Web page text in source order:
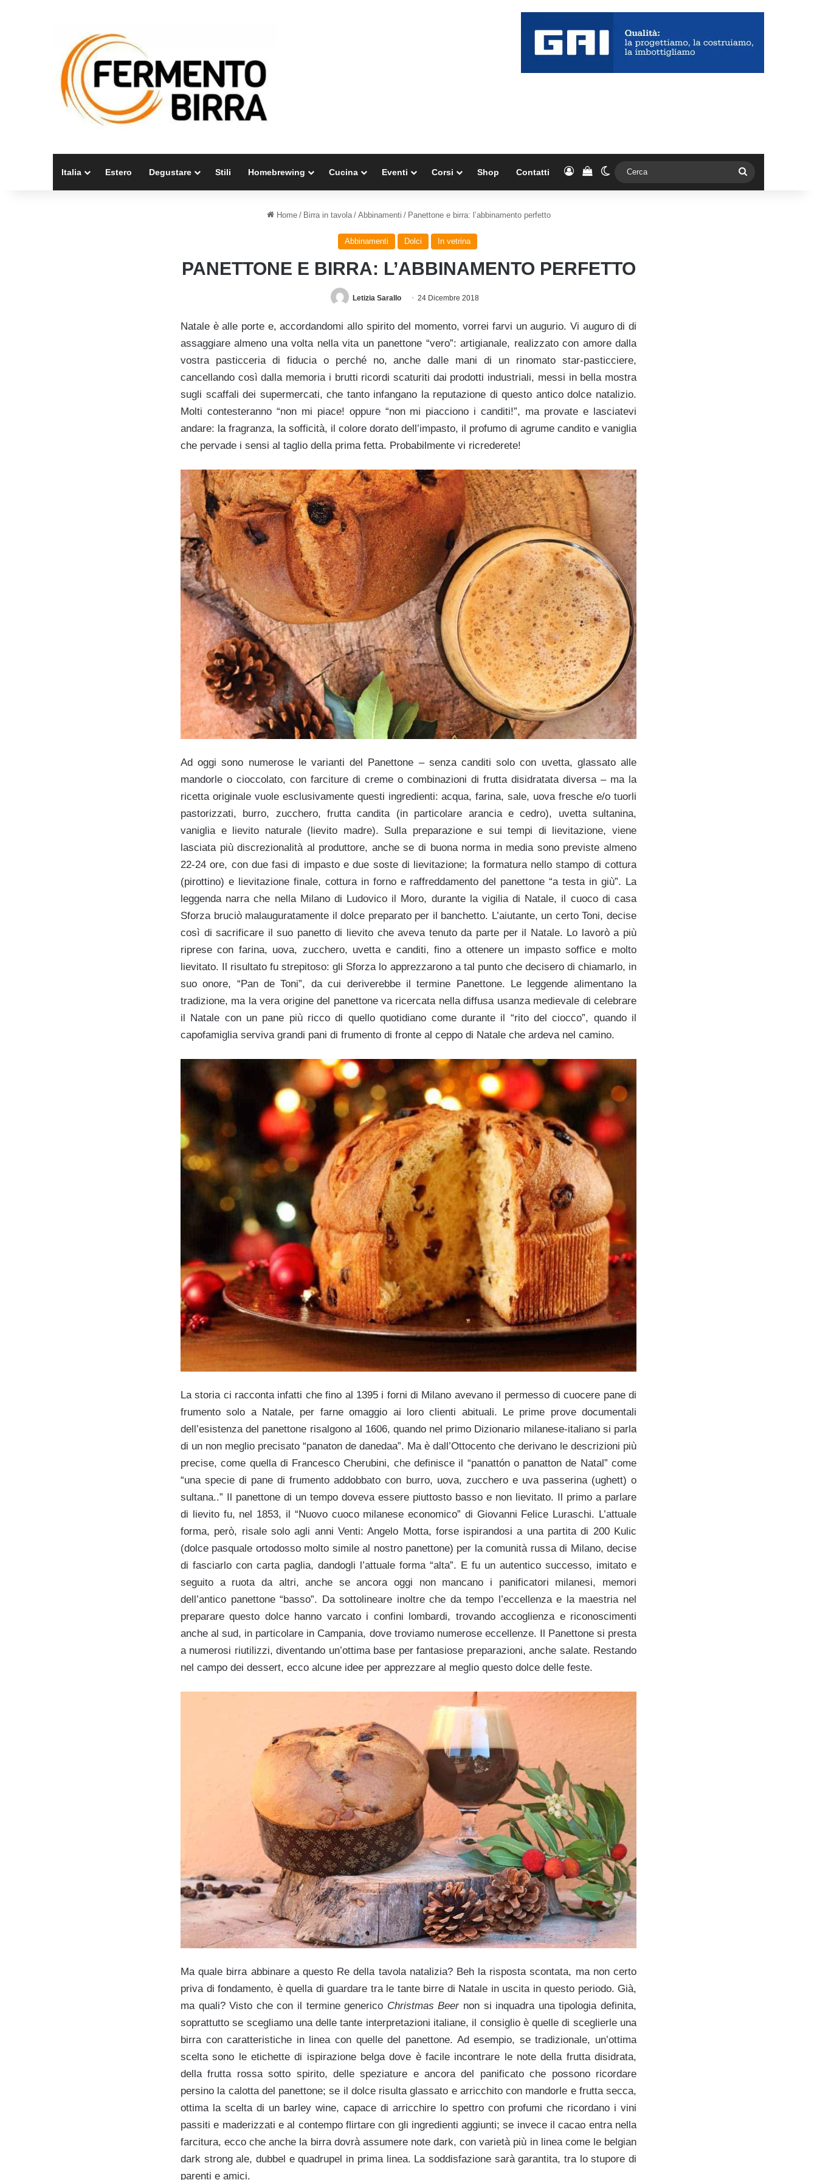
Italia Estero Degustare Stili Homebrewing Cucina Eventi Corsi Shop Contatti AccediVedi il carrello
Cambia aspetto
Home / Birra in tavola / Abbinamenti / Panettone e birra: l’abbinamento perfetto
Abbinamenti Dolci In vetrina
PANETTONE E BIRRA: L’ABBINAMENTO PERFETTO
Letizia Sarallo 24 Dicembre 2018
Natale è alle porte e, accordandomi allo spirito del momento, vorrei farvi un augurio. Vi auguro di di
assaggiare almeno una volta nella vita un panettone “vero”: artigianale, realizzato con amore dalla
vostra pasticceria di fiducia o perché no, anche dalle mani di un rinomato star-pasticciere,
cancellando così dalla memoria i brutti ricordi scaturiti dai prodotti industriali, messi in bella mostra
sugli scaffali dei supermercati, che tanto infangano la reputazione di questo antico dolce natalizio.
Molti contesteranno “non mi piace! oppure “non mi piacciono i canditi!”, ma provate e lasciatevi
andare: la fragranza, la sofficità, il colore dorato dell’impasto, il profumo di agrume candito e vaniglia
che pervade i sensi al taglio della prima fetta. Probabilmente vi ricrederete!
Ad oggi sono numerose le varianti del Panettone – senza canditi solo con uvetta, glassato alle
mandorle o cioccolato, con farciture di creme o combinazioni di frutta disidratata diversa – ma la
ricetta originale vuole esclusivamente questi ingredienti: acqua, farina, sale, uova fresche e/o tuorli
pastorizzati, burro, zucchero, frutta candita (in particolare arancia e cedro), uvetta sultanina,
vaniglia e lievito naturale (lievito madre). Sulla preparazione e sui tempi di lievitazione, viene
lasciata più discrezionalità al produttore, anche se di buona norma in media sono previste almeno
22-24 ore, con due fasi di impasto e due soste di lievitazione; la formatura nello stampo di cottura
(pirottino) e lievitazione finale, cottura in forno e raffreddamento del panettone “a testa in giù”. La
leggenda narra che nella Milano di Ludovico il Moro, durante la vigilia di Natale, il cuoco di casa
Sforza bruciò malauguratamente il dolce preparato per il banchetto. L’aiutante, un certo Toni, decise
così di sacrificare il suo panetto di lievito che aveva tenuto da parte per il Natale. Lo lavorò a più
riprese con farina, uova, zucchero, uvetta e canditi, fino a ottenere un impasto soffice e molto
lievitato. Il risultato fu strepitoso: gli Sforza lo apprezzarono a tal punto che decisero di chiamarlo, in
suo onore, “Pan de Toni”, da cui deriverebbe il termine Panettone. Le leggende alimentano la
tradizione, ma la vera origine del panettone va ricercata nella diffusa usanza medievale di celebrare
il Natale con un pane più ricco di quello quotidiano come durante il “rito del ciocco”, quando il
capofamiglia serviva grandi pani di frumento di fronte al ceppo di Natale che ardeva nel camino.
La storia ci racconta infatti che fino al 1395 i forni di Milano avevano il permesso di cuocere pane di
frumento solo a Natale, per farne omaggio ai loro clienti abituali. Le prime prove documentali
dell’esistenza del panettone risalgono al 1606, quando nel primo Dizionario milanese-italiano si parla
di un non meglio precisato “panaton de danedaa”. Ma è dall’Ottocento che derivano le descrizioni più
precise, come quella di Francesco Cherubini, che definisce il “panattón o panatton de Natal” come
“una specie di pane di frumento addobbato con burro, uova, zucchero e uva passerina (ughett) o
sultana..” Il panettone di un tempo doveva essere piuttosto basso e non lievitato. Il primo a parlare
di lievito fu, nel 1853, il “Nuovo cuoco milanese economico” di Giovanni Felice Luraschi. L’attuale
forma, però, risale solo agli anni Venti: Angelo Motta, forse ispirandosi a una partita di 200 Kulic
(dolce pasquale ortodosso molto simile al nostro panettone) per la comunità russa di Milano, decise
di fasciarlo con carta paglia, dandogli l’attuale forma “alta”. E fu un autentico successo, imitato e
seguito a ruota da altri, anche se ancora oggi non mancano i panificatori milanesi, memori
dell’antico panettone “basso”. Da sottolineare inoltre che da tempo l’eccellenza e la maestria nel
preparare questo dolce hanno varcato i confini lombardi, trovando accoglienza e riconoscimenti
anche al sud, in particolare in Campania, dove troviamo numerose eccellenze. Il Panettone si presta
a numerosi riutilizzi, diventando un’ottima base per fantasiose preparazioni, anche salate. Restando
nel campo dei dessert, ecco alcune idee per apprezzare al meglio questo dolce delle feste.
Ma quale birra abbinare a questo Re della tavola natalizia? Beh la risposta scontata, ma non certo
priva di fondamento, è quella di guardare tra le tante birre di Natale in uscita in questo periodo. Già,
ma quali? Visto che con il termine generico Christmas Beernon si inquadra una tipologia definita,
soprattutto se scegliamo una delle tante interpretazioni italiane, il consiglio è quelle di sceglierle una
birra con caratteristiche in linea con quelle del panettone. Ad esempio, se tradizionale, un’ottima
scelta sono le etichette di ispirazione belga dove è facile incontrare le note della frutta disidrata,
della frutta rossa sotto spirito, delle speziature e ancora del panificato che possono ricordare
persino la calotta del panettone; se il dolce risulta glassato e arricchito con mandorle e frutta secca,
ottima la scelta di un barley wine, capace di arricchire lo spettro con profumi che ricordano i vini
passiti e maderizzati e al contempo flirtare con gli ingredienti aggiunti; se invece il cacao entra nella
farcitura, ecco che anche la birra dovrà assumere note dark, con varietà più in linea come le belgian
dark strong ale, dubbel e quadrupel in prima linea. La soddisfazione sarà garantita, tra lo stupore di
parenti e amici.